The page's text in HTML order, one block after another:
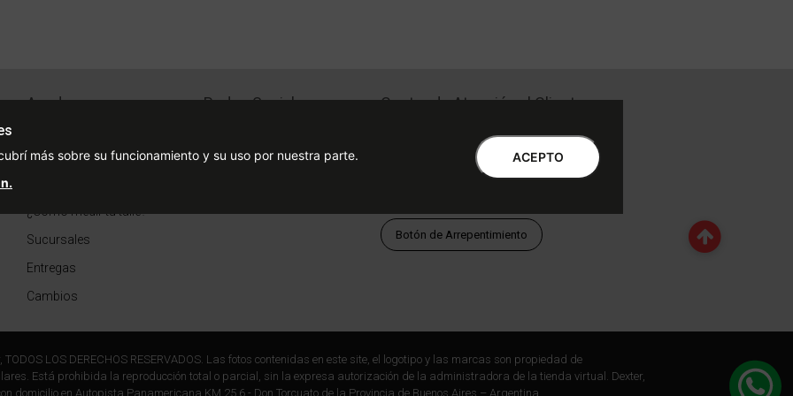
Ayuda
Preguntas Frecuentes
¿Cómo medir tu talle?
Sucursales
Entregas
Cambios
Redes Sociales
Instagram
Centro de Atención al Cliente
WhatsApp | Lu a Vi 9 a 20 | Sa 9 a 17
Botón de Arrepentimiento
LOS DERECHOS RESERVADOS. Las fotos contenidas en este site, el logotipo y las marcas son propiedad de
Está prohibida la reproducción total o parcial, sin la expresa autorización de la administradora de la tienda virtual. Dexter,
domicilio en Autopista Panamericana KM 25,6 - Don Torcuato de la Provincia de Buenos Aires – Argentina.
más sobre su funcionamiento y su uso por nuestra parte.
ACEPTO